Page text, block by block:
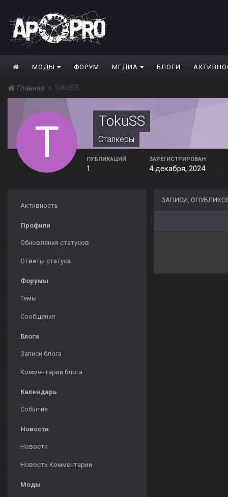
МОДЫ ФОРУМ МЕДИА БЛОГИ
Главная TokuSS
TokuSS
Сталкеры
ПУБЛИКАЦИЙ
1
ЗАРЕГИСТРИРОВАН
4 декабря, 2024
Активность
Профили
Обновления статусов
Ответы статуса
Форумы
Темы
Сообщения
Блоги
Записи блога
Комментарии блога
Календарь
События
Новости
Новости
Новость Комментарии
Моды
ЗАПИСИ,